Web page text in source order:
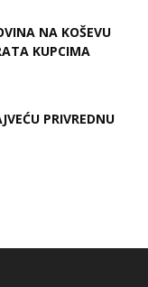
NA KOŠEVU
KUPCIMA
PRIVREDNU